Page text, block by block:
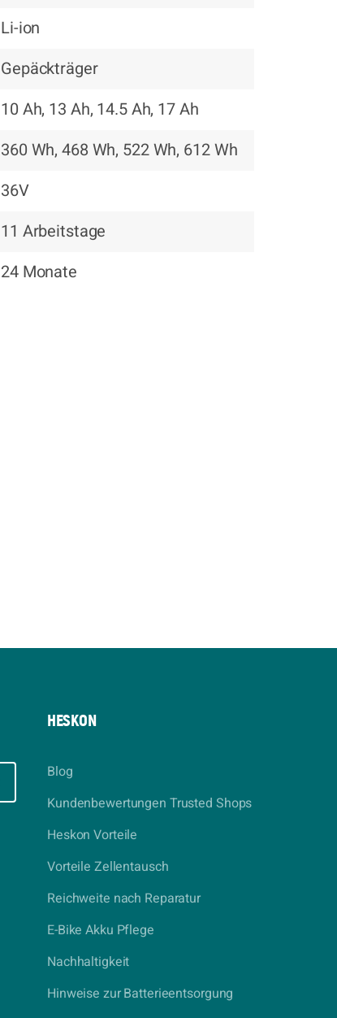
Li-ion
Gepäckträger
10 Ah, 13 Ah, 14.5 Ah, 17 Ah
360 Wh, 468 Wh, 522 Wh, 612 Wh
36V
11 Arbeitstage
24 Monate
HESKON
Blog
Kundenbewertungen Trusted Shops
Heskon Vorteile
Vorteile Zellentausch
Reichweite nach Reparatur
E-Bike Akku Pflege
Nachhaltigkeit
Hinweise zur Batterieentsorgung